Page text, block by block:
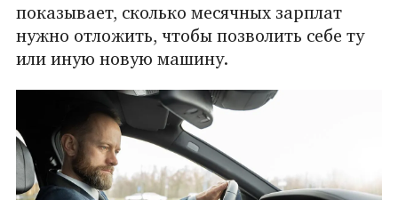
показывает, сколько месячных зарплат
нужно отложить, чтобы позволить себе ту
или иную новую машину.